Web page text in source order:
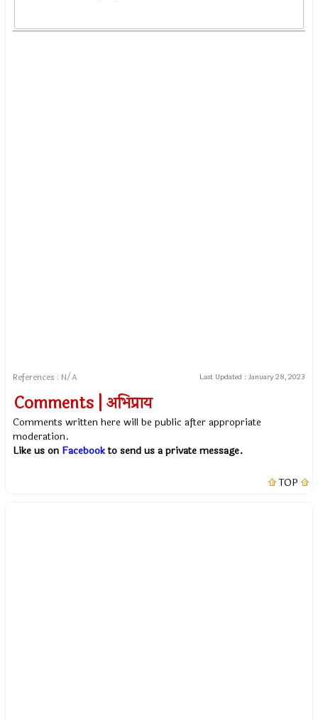
References : N/A Last Updated : January 28, 2023
Comments | अभिप्राय
Comments written here will be public after appropriate
moderation.
Like us on Facebookto send us a private message.
TOP